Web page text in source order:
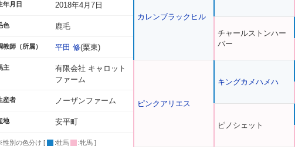
年月日 2018年4月7日
色 鹿毛
教師（所属） 平田 修(栗東)
主
有限会社 キャロット
ファーム
産者 ノーザンファーム
地 安平町
別の色分け [ :牡馬 :牝馬 ]
カレンブラックヒル
ピンクアリエス
チャールストンハー
バー
キングカメハメハ
ピノシェット